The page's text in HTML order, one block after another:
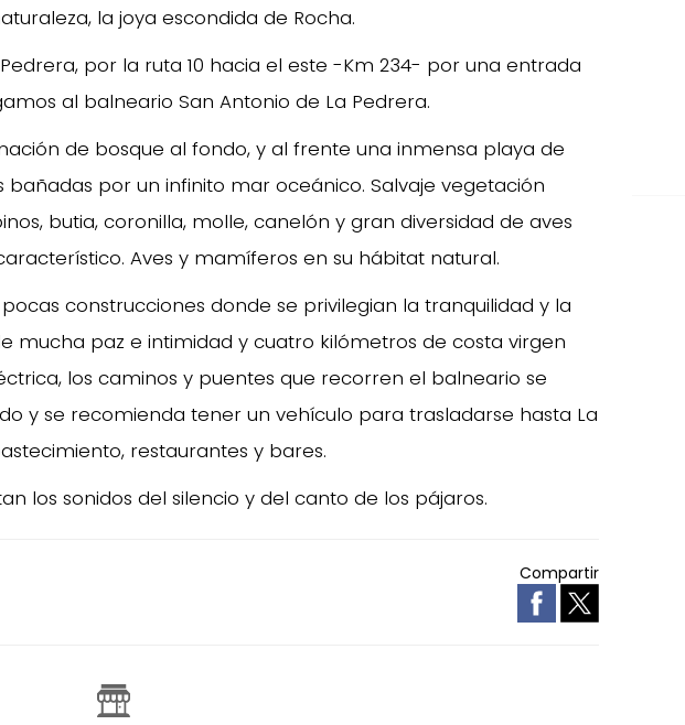
la joya escondida de Rocha.
por la ruta 10 hacia el este -Km 234- por una entrada
al balneario San Antonio de La Pedrera.
de bosque al fondo, y al frente una inmensa playa de
bañadas por un infinito mar oceánico. Salvaje vegetación
butia, coronilla, molle, canelón y gran diversidad de aves
Aves y mamíferos en su hábitat natural.
pocas construcciones donde se privilegian la tranquilidad y la
mucha paz e intimidad y cuatro kilómetros de costa virgen
los caminos y puentes que recorren el balneario se
y se recomienda tener un vehículo para trasladarse hasta La
restaurantes y bares.
los sonidos del silencio y del canto de los pájaros.
Compartir